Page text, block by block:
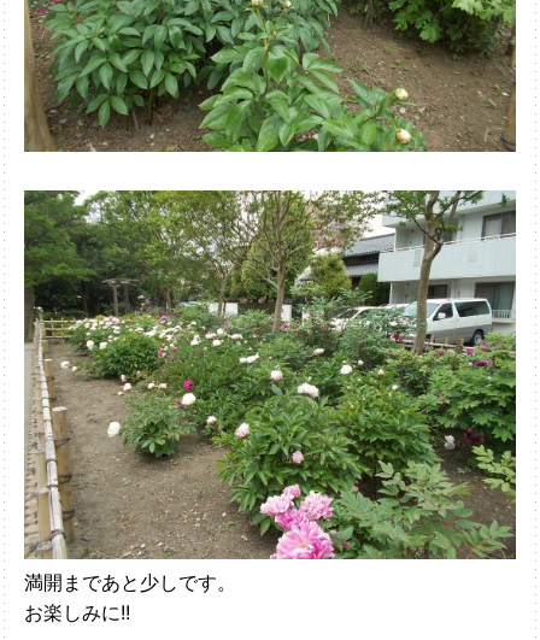
満開まであと少しです。
お楽しみに!!